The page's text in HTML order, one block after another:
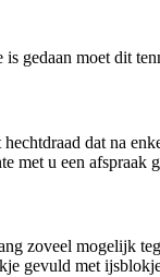
gedaan moet dit
dat na
met u een
zoveel mogelijk
gevuld met